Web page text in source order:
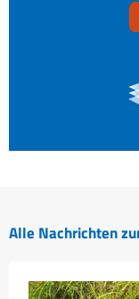
Alle Nachrichten